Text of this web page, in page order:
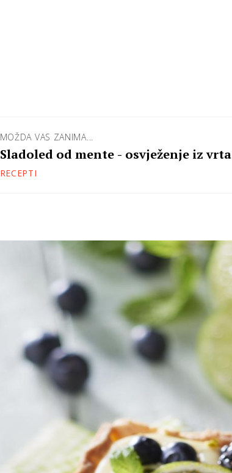
MOŽDA VAS ZANIMA...
Sladoled od mente - osvježenje iz vrta
RECEPTI